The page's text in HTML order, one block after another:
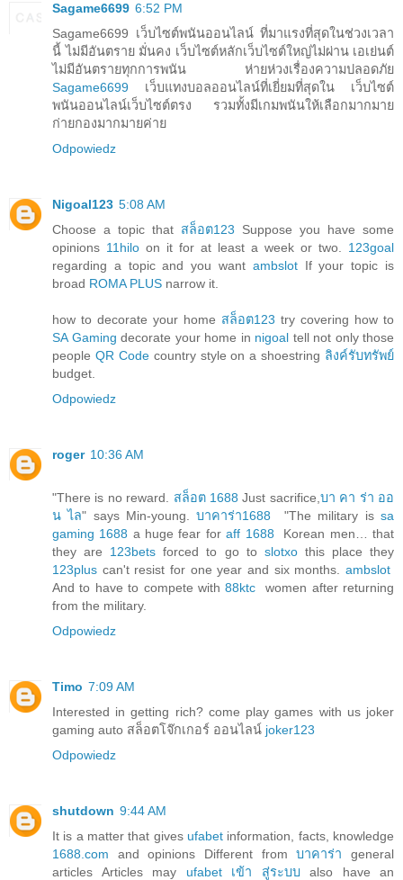
Sagame6699 6:52 PM
Sagame6699 เว็บไซต์พนันออนไลน์ ที่มาแรงที่สุดในช่วงเวลา
นี้ ไม่มีอันตราย มั่นคง เว็บไซต์หลักเว็บไซต์ใหญ่ไม่ผ่าน เอเย่นต์
ไม่มีอันตรายทุกการพนัน ห่ายห่วงเรื่องความปลอดภัย
Sagame6699 เว็บแทงบอลออนไลน์ที่เยี่ยมที่สุดใน เว็บไซต์
พนันออนไลน์เว็บไซต์ตรง รวมทั้งมีเกมพนันให้เลือกมากมาย
ก่ายกองมากมายค่าย
Odpowiedz
Nigoal123 5:08 AM
Choose a topic that สล็อต123 Suppose you have some
opinions 11hilo on it for at least a week or two. 123goal
regarding a topic and you want ambslotIf your topic is
broad ROMA PLUS narrow it.
how to decorate your home สล็อต123 try covering how to
SA Gaming decorate your home in nigoal tell not only those
people QR Codecountry style on a shoestring ลิงค์รับทรัพย์
budget.
Odpowiedz
roger 10:36 AM
"There is no reward. สล็อต 1688 Just sacrifice, บา คา ร่า ออ
น ไล" says Min-young.บาคาร่า1688 "The military issa
gaming 1688 a huge fear foraff 1688 Korean men… that
they are 123bets forced to go to slotxothis place they
123plus can't resist for one year and six months. ambslot
And to have to compete with88ktc women after returning
from the military.
Odpowiedz
Timo 7:09 AM
Interested in getting rich? come play games with us joker
gaming auto สล็อตโจ๊กเกอร์ ออนไลน์ joker123
Odpowiedz
shutdown 9:44 AM
It is a matter that gives ufabet information, facts, knowledge
1688.com and opinions Different fromบาคาร่า general
articles Articles may ufabet เข้า สู่ระบบalso have an